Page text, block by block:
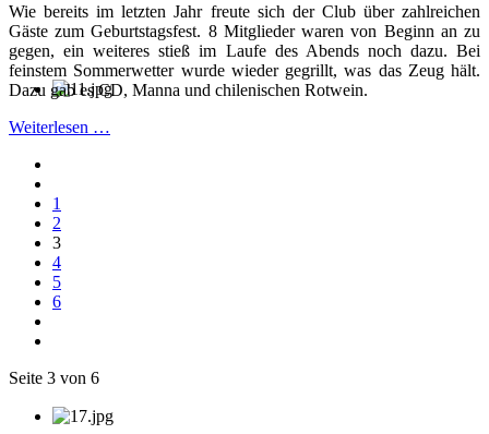
Wie bereits im letzten Jahr freute sich der Club über zahlreichen
Gäste zum Geburtstagsfest. 8 Mitglieder waren von Beginn an zu
gegen, ein weiteres stieß im Laufe des Abends noch dazu. Bei
feinstem Sommerwetter wurde wieder gegrillt, was das Zeug hält.
Dazu gab es CD, Manna und chilenischen Rotwein.
Weiterlesen …
1
2
3
4
5
6
Seite 3 von 6